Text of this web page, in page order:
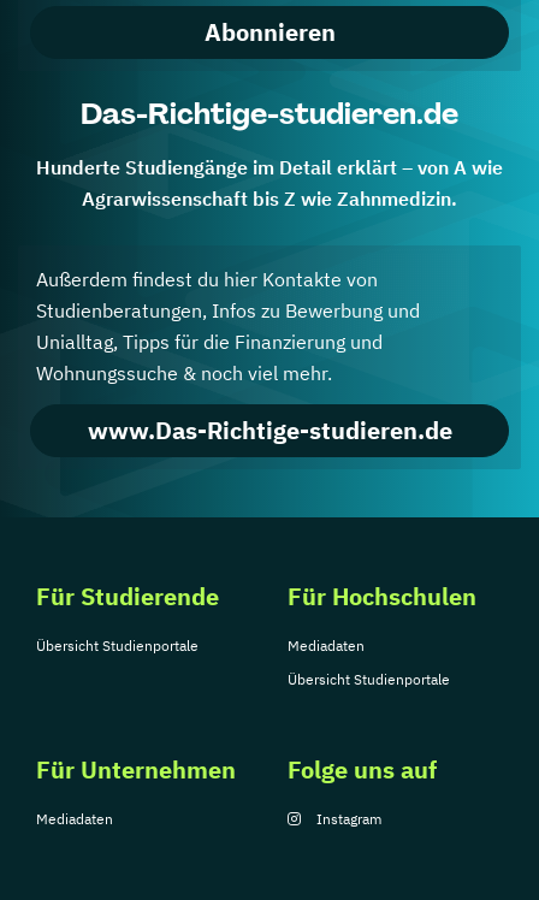
Abonnieren
Das-Richtige-studieren.de
Hunderte Studiengänge im Detail erklärt – von A wie
Agrarwissenschaft bis Z wie Zahnmedizin.
Außerdem findest du hier Kontakte von
Studienberatungen, Infos zu Bewerbung und
Unialltag, Tipps für die Finanzierung und
Wohnungssuche & noch viel mehr.
www.Das-Richtige-studieren.de
Für Studierende
Übersicht Studienportale
Für Hochschulen
Mediadaten
Übersicht Studienportale
Für Unternehmen
Mediadaten
Folge uns auf
Instagram